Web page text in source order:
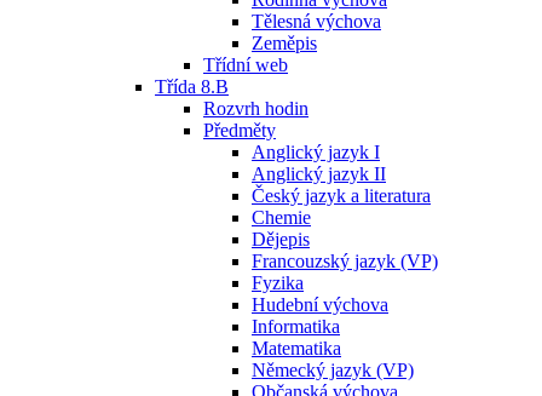
Tělesná výchova
Zeměpis
Třídní web
Třída 8.B
Rozvrh hodin
Předměty
Anglický jazyk I
Anglický jazyk II
Český jazyk a literatura
Chemie
Dějepis
Francouzský jazyk (VP)
Fyzika
Hudební výchova
Informatika
Matematika
Německý jazyk (VP)
Občanská výchova